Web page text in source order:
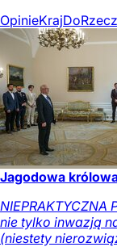
OpinieKraj
Jagodowa
NIEPRAKTYCZNA
nie tylko inwazją
(niestety